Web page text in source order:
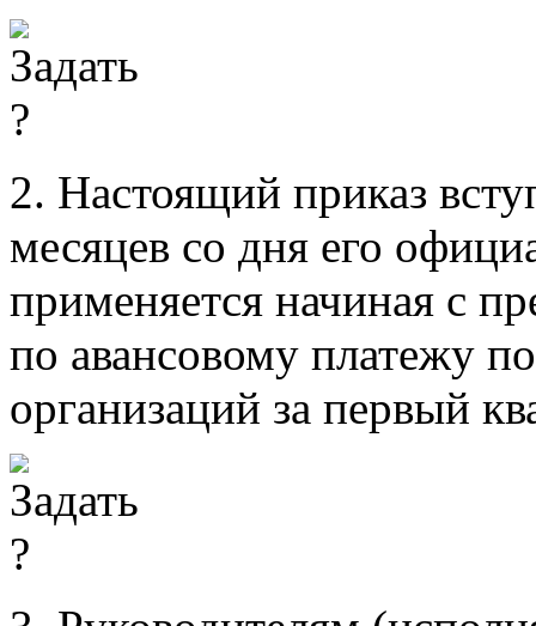
2. Настоящий приказ
месяцев со дня его
применяется начиная с
по авансовому платежу
организаций за первый